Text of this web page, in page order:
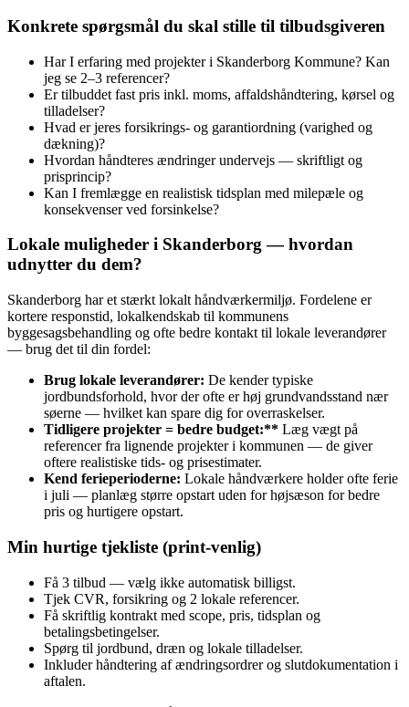
Konkrete spørgsmål du skal stille til tilbudsgiveren
Har I erfaring med projekter i Skanderborg Kommune? Kan
jeg se 2–3 referencer?
Er tilbuddet fast pris inkl. moms, affaldshåndtering, kørsel og
tilladelser?
Hvad er jeres forsikrings‑ og garantiordning (varighed og
dækning)?
Hvordan håndteres ændringer undervejs — skriftligt og
prisprincip?
Kan I fremlægge en realistisk tidsplan med milepæle og
konsekvenser ved forsinkelse?
Lokale muligheder i Skanderborg — hvordan
udnytter du dem?
Skanderborg har et stærkt lokalt håndværkermiljø. Fordelene er
kortere responstid, lokalkendskab til kommunens
byggesagsbehandling og ofte bedre kontakt til lokale leverandører
— brug det til din fordel:
Brug lokale leverandører: De kender typiske
jordbundsforhold, hvor der ofte er høj grundvandsstand nær
søerne — hvilket kan spare dig for overraskelser.
Tidligere projekter = bedre budget:** Læg vægt på
referencer fra lignende projekter i kommunen — de giver
oftere realistiske tids‑ og prisestimater.
Kend ferieperioderne: Lokale håndværkere holder ofte ferie
i juli — planlæg større opstart uden for højsæson for bedre
pris og hurtigere opstart.
Min hurtige tjekliste (print-venlig)
Få 3 tilbud — vælg ikke automatisk billigst.
Tjek CVR, forsikring og 2 lokale referencer.
Få skriftlig kontrakt med scope, pris, tidsplan og
betalingsbetingelser.
Spørg til jordbund, dræn og lokale tilladelser.
Inkluder håndtering af ændringsordrer og slutdokumentation i
aftalen.